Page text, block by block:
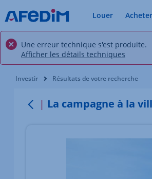
Louer Acheter
Une erreur technique s'est produite.
Afficher les détails techniques
Vous êtes ici:
Investir Résultats de votre recherche
Retour
La campagne à la
Élément 1 sur 2